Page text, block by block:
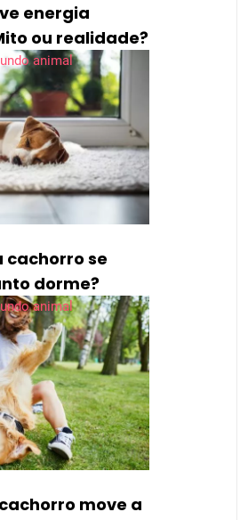
energia
ou realidade?
animal
cachorro se
dorme?
animal
move a